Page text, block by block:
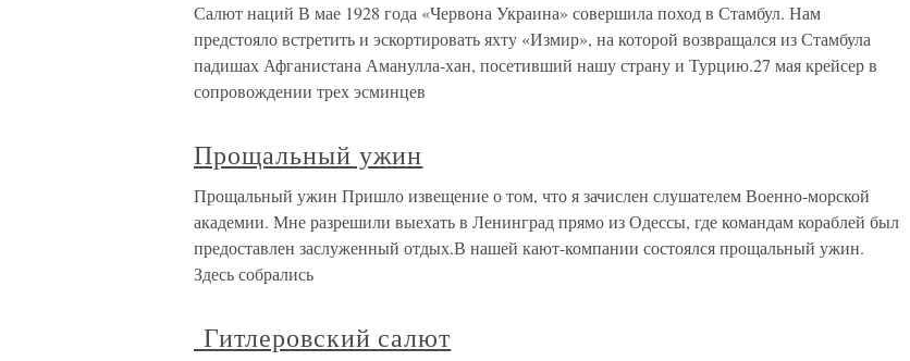
Салют наций В мае 1928 года «Червона Украина» совершила поход в Стамбул. Нам
предстояло встретить и эскортировать яхту «Измир», на которой возвращался из Стамбула
падишах Афганистана Аманулла-хан, посетивший нашу страну и Турцию.27 мая крейсер в
сопровождении трех эсминцев
Прощальный ужин
Прощальный ужин Пришло извещение о том, что я зачислен слушателем Военно-морской
академии. Мне разрешили выехать в Ленинград прямо из Одессы, где командам кораблей был
предоставлен заслуженный отдых.В нашей кают-компании состоялся прощальный ужин.
Здесь собрались
Гитлеровский салют